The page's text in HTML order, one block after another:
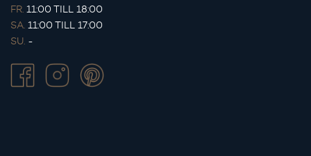
FR. 11:00 TILL 18:00
SA. 11:00 TILL 17:00
SU. -